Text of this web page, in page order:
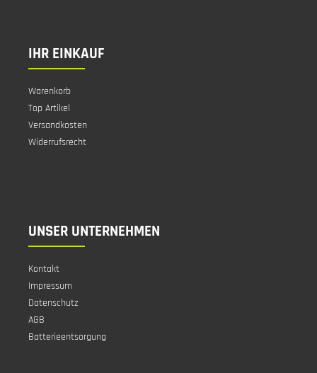
IHR EINKAUF
Warenkorb
Top Artikel
Versandkosten
Widerrufsrecht
UNSER UNTERNEHMEN
Kontakt
Impressum
Datenschutz
AGB
Batterieentsorgung